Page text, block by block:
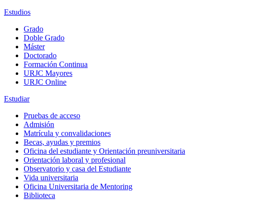
Estudios
Grado
Doble Grado
Máster
Doctorado
Formación Continua
URJC Mayores
URJC Online
Estudiar
Pruebas de acceso
Admisión
Matrícula y convalidaciones
Becas, ayudas y premios
Oficina del estudiante y Orientación preuniversitaria
Orientación laboral y profesional
Observatorio y casa del Estudiante
Vida universitaria
Oficina Universitaria de Mentoring
Biblioteca